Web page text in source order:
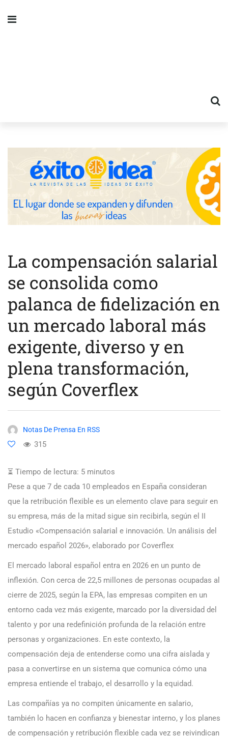
La compensación salarial
se consolida como
palanca de fidelización en
un mercado laboral más
exigente, diverso y en
plena transformación,
según Coverflex
Notas De Prensa En RSS
315
⏳ Tiempo de lectura: 5 minutos
Pese a que 7 de cada 10 empleados en España consideran
que la retribución flexible es un elemento clave para seguir en
su empresa, más de la mitad sigue sin recibirla, según el II
Estudio «Compensación salarial e innovación. Un análisis del
mercado español 2026», elaborado por Coverflex
El mercado laboral español entra en 2026 en un punto de
inflexión. Con cerca de 22,5 millones de personas ocupadas al
cierre de 2025, según la EPA, las empresas compiten en un
entorno cada vez más exigente, marcado por la diversidad del
talento y por una redefinición profunda de la relación entre
personas y organizaciones. En este contexto, la
compensación deja de entenderse como una cifra aislada y
pasa a convertirse en un sistema que comunica cómo una
empresa entiende el trabajo, el desarrollo y la equidad.
Las compañías ya no compiten únicamente en salario,
también lo hacen en confianza y bienestar interno, y los planes
de compensación y retribución flexible cada vez se reivindican